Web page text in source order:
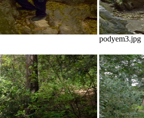
podyem3.jpg